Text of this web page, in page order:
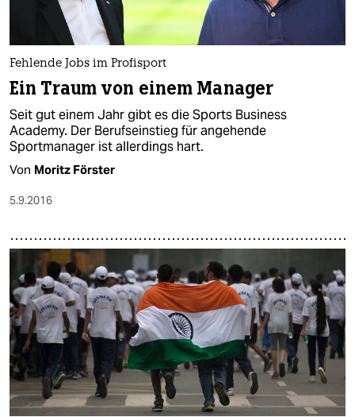
Fehlende Jobs im Profisport
Ein Traum von einem Manager
Seit gut einem Jahr gibt es die Sports Business
Academy. Der Berufseinstieg für angehende
Sportmanager ist allerdings hart.
Von Moritz Förster
5.9.2016